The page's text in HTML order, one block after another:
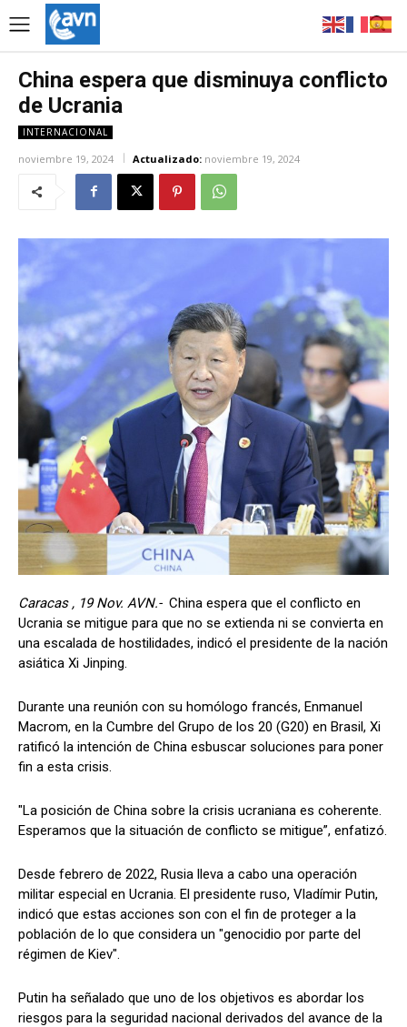
China espera que disminuya conflicto
de Ucrania
INTERNACIONAL
noviembre 19, 2024 Actualizado: noviembre 19, 2024
Caracas , 19 Nov. AVN.- China espera que el conflicto en
Ucrania se mitigue para que no se extienda ni se convierta en
una escalada de hostilidades, indicó el presidente de la nación
asiática Xi Jinping.
Durante una reunión con su homólogo francés, Enmanuel
Macrom, en la Cumbre del Grupo de los 20 (G20) en Brasil, Xi
ratificó la intención de China esbuscar soluciones para poner
fin a esta crisis.
"La posición de China sobre la crisis ucraniana es coherente.
Esperamos que la situación de conflicto se mitigue”, enfatizó.
Desde febrero de 2022, Rusia lleva a cabo una operación
militar especial en Ucrania. El presidente ruso, Vladímir Putin,
indicó que estas acciones son con el fin de proteger a la
población de lo que considera un "genocidio por parte del
régimen de Kiev".
Putin ha señalado que uno de los objetivos es abordar los
riesgos para la seguridad nacional derivados del avance de la